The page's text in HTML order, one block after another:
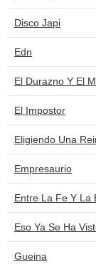
Disco Japi
Edn
El Durazno Y El
El Impostor
Eligiendo Una
Empresaurio
Entre La Fe Y La
Eso Ya Se Ha
Gueina